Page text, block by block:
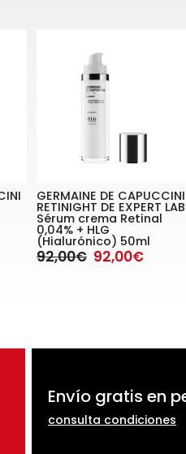
GERMAINE DE CAPUCCINI
RETINIGHT DE EXPERT LAB
Sérum crema Retinal
0,04% + HLG
(Hialurónico) 50ml
92,00€ 92,00€
Envío gratis en
consulta condiciones